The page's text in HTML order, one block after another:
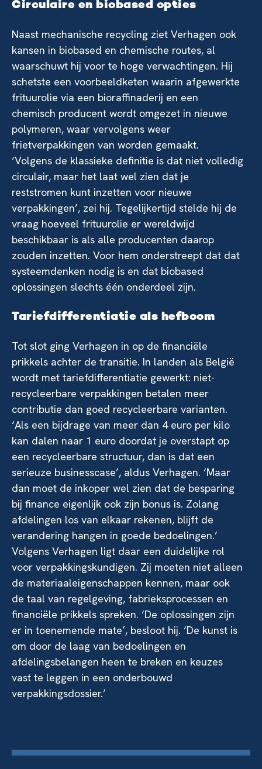
Circulaire en biobased opties
Naast mechanische recycling ziet Verhagen ook
kansen in biobased en chemische routes, al
waarschuwt hij voor te hoge verwachtingen. Hij
schetste een voorbeeldketen waarin afgewerkte
frituurolie via een bioraffinaderij en een
chemisch producent wordt omgezet in nieuwe
polymeren, waar vervolgens weer
frietverpakkingen van worden gemaakt.
‘Volgens de klassieke definitie is dat niet volledig
circulair, maar het laat wel zien dat je
reststromen kunt inzetten voor nieuwe
verpakkingen’, zei hij. Tegelijkertijd stelde hij de
vraag hoeveel frituurolie er wereldwijd
beschikbaar is als alle producenten daarop
zouden inzetten. Voor hem onderstreept dat dat
systeemdenken nodig is en dat biobased
oplossingen slechts één onderdeel zijn.
Tariefdifferentiatie als hefboom
Tot slot ging Verhagen in op de financiële
prikkels achter de transitie. In landen als België
wordt met tariefdifferentiatie gewerkt: niet-
recycleerbare verpakkingen betalen meer
contributie dan goed recycleerbare varianten.
‘Als een bijdrage van meer dan 4 euro per kilo
kan dalen naar 1 euro doordat je overstapt op
een recycleerbare structuur, dan is dat een
serieuze businesscase’, aldus Verhagen. ‘Maar
dan moet de inkoper wel zien dat de besparing
bij finance eigenlijk ook zijn bonus is. Zolang
afdelingen los van elkaar rekenen, blijft de
verandering hangen in goede bedoelingen.’
Volgens Verhagen ligt daar een duidelijke rol
voor verpakkingskundigen. Zij moeten niet alleen
de materiaaleigenschappen kennen, maar ook
de taal van regelgeving, fabrieksprocessen en
financiële prikkels spreken. ‘De oplossingen zijn
er in toenemende mate’, besloot hij. ‘De kunst is
om door de laag van bedoelingen en
afdelingsbelangen heen te breken en keuzes
vast te leggen in een onderbouwd
verpakkingsdossier.’